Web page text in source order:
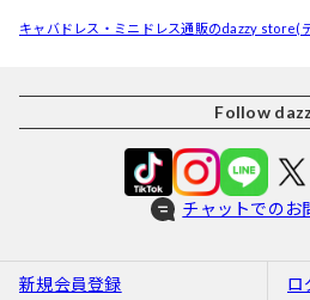
キャバドレス・ミニドレス通販のdazzy store(
Follow
チャットでのお
新規会員登録 ロ